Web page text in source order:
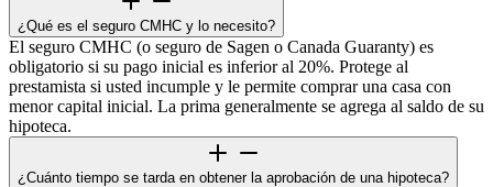
¿Qué es el seguro CMHC y lo necesito?
El seguro CMHC (o seguro de Sagen o Canada Guaranty) es
obligatorio si su pago inicial es inferior al 20%. Protege al
prestamista si usted incumple y le permite comprar una casa con
menor capital inicial. La prima generalmente se agrega al saldo de su
hipoteca.
¿Cuánto tiempo se tarda en obtener la aprobación de una hipoteca?